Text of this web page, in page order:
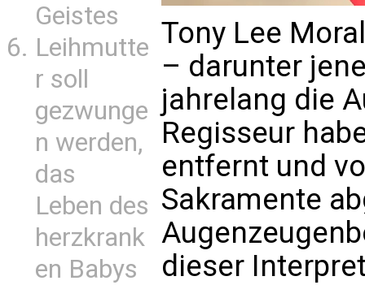
Geistes
Leihmutte
r soll
gezwunge
n werden,
das
Leben des
herzkrank
en Babys
Tony Lee
– darunter
jahrelang die
Regisseur
entfernt und
Sakramente
dieser